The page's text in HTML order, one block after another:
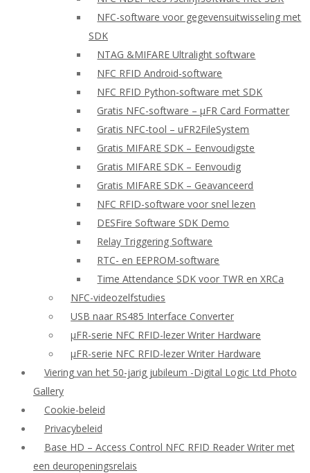
NFC-software voor gegevensuitwisseling met
SDK
NTAG &MIFARE Ultralight software
NFC RFID Android-software
NFC RFID Python-software met SDK
Gratis NFC-software – μFR Card Formatter
Gratis NFC-tool – uFR2FileSystem
Gratis MIFARE SDK – Eenvoudigste
Gratis MIFARE SDK – Eenvoudig
Gratis MIFARE SDK – Geavanceerd
NFC RFID-software voor snel lezen
DESFire Software SDK Demo
Relay Triggering Software
RTC- en EEPROM-software
Time Attendance SDK voor TWR en XRCa
NFC-videozelfstudies
USB naar RS485 Interface Converter
μFR-serie NFC RFID-lezer Writer Hardware
μFR-serie NFC RFID-lezer Writer Hardware
Viering van het 50-jarig jubileum -Digital Logic Ltd Photo
Gallery
Cookie-beleid
Privacybeleid
Base HD – Access Control NFC RFID Reader Writer met
een deuropeningsrelais